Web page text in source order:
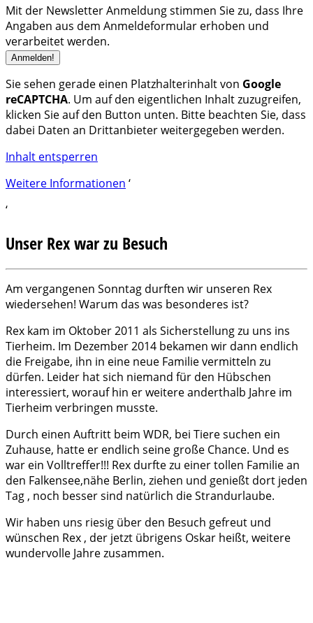
Mit der Newsletter Anmeldung stimmen Sie zu, dass Ihre
Angaben aus dem Anmeldeformular erhoben und
verarbeitet werden.
Sie sehen gerade einen Platzhalterinhalt von Google
reCAPTCHA. Um auf den eigentlichen Inhalt zuzugreifen,
klicken Sie auf den Button unten. Bitte beachten Sie, dass
dabei Daten an Drittanbieter weitergegeben werden.
Inhalt entsperren
Weitere Informationen ‘
‘
Unser Rex war zu Besuch
Am vergangenen Sonntag durften wir unseren Rex
wiedersehen! Warum das was besonderes ist?
Rex kam im Oktober 2011 als Sicherstellung zu uns ins
Tierheim. Im Dezember 2014 bekamen wir dann endlich
die Freigabe, ihn in eine neue Familie vermitteln zu
dürfen. Leider hat sich niemand für den Hübschen
interessiert, worauf hin er weitere anderthalb Jahre im
Tierheim verbringen musste.
Durch einen Auftritt beim WDR, bei Tiere suchen ein
Zuhause, hatte er endlich seine große Chance. Und es
war ein Volltreffer!!! Rex durfte zu einer tollen Familie an
den Falkensee,nähe Berlin, ziehen und genießt dort jeden
Tag , noch besser sind natürlich die Strandurlaube.
Wir haben uns riesig über den Besuch gefreut und
wünschen Rex , der jetzt übrigens Oskar heißt, weitere
wundervolle Jahre zusammen.